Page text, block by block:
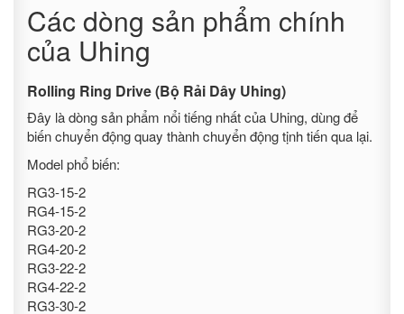
Các dòng sản phẩm chính
của Uhing
Rolling Ring Drive (Bộ Rải Dây Uhing)
Đây là dòng sản phẩm nổi tiếng nhất của Uhing, dùng để
biến chuyển động quay thành chuyển động tịnh tiến qua lại.
Model phổ biến:
RG3-15-2
RG4-15-2
RG3-20-2
RG4-20-2
RG3-22-2
RG4-22-2
RG3-30-2